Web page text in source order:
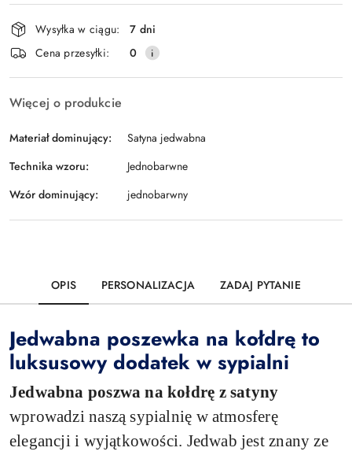
Wyślij
Dostępność
i
dostawa
Wysyłka w ciągu:
7 dni
Cena przesyłki:
0
Więcej o produkcie
Materiał dominujący:
Satyna jedwabna
Technika wzoru:
Jednobarwne
Wzór dominujący:
jednobarwny
OPIS PERSONALIZACJA ZADAJ PYTANIE
Jedwabna poszewka na kołdrę to
luksusowy dodatek w sypialni
Jedwabna poszwa na kołdrę z satyny
wprowadzi naszą sypialnię w atmosferę
elegancji i wyjątkowości. Jedwab jest znany ze